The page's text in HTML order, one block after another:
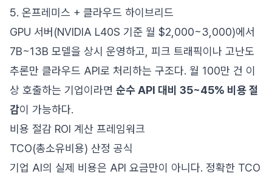
5. 온프레미스 + 클라우드 하이브리드
GPU 서버(NVIDIA L40S 기준 월 $2,000~3,000)에서
7B~13B 모델을 상시 운영하고, 피크 트래픽이나 고난도
추론만 클라우드 API로 처리하는 구조다. 월 100만 건 이
상 호출하는 기업이라면 순수 API 대비 35~45% 비용 절
감이 가능하다.
비용 절감 ROI 계산 프레임워크
TCO(총소유비용) 산정 공식
기업 AI의 실제 비용은 API 요금만이 아니다. 정확한 TCO